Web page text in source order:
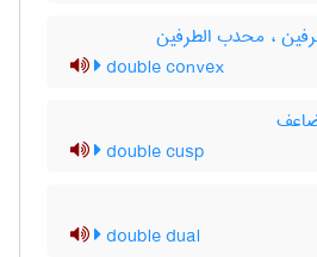
، محدب الطرفین
double convex
double cusp
double dual